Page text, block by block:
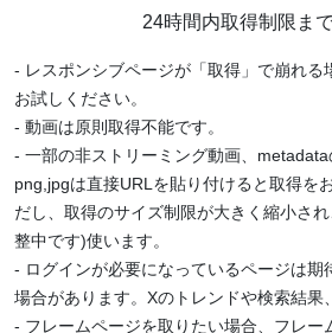
24時間内取得制限ま
- レスポンシブページが「取得」で崩れる
お試しください。
- 動画は原則取得不能です。
- 一部の非ストリーミング動画、
png,jpgは直接URLを貼り付けると取得を
だし、取得のサイズ制限が大きく縮小さ
整中です)使います。
- ログインが必要になっているページは期
場合があります。Xのトレンドや検索結果
- フレームページを取りたい場合、フレー